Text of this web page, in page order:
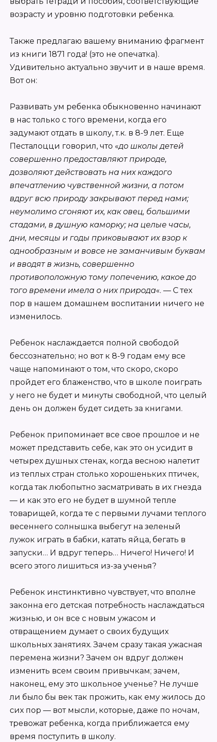
возрасту и уровню подготовки ребенка.
Также предлагаю вашему вниманию фрагмент
из книги 1871 года! (это не опечатка).
Удивительно актуально звучит и в наше время.
Вот он:
Развивать ум ребенка обыкновенно начинают
в нас только с того времени, когда его
задумают отдать в школу, т.к. в 8-9 лет. Еще
Песталоцци говорил, что «до школы детей
совершенно предоставляют природе,
дозволяют действовать на них каждого
впечатлению чувственной жизни, а потом
вдруг всю природу закрывают перед нами;
неумолимо сгоняют их, как овец, большими
стадами, в душную каморку; на целые часы,
дни, месяцы и годы приковывают их взор к
однообразным и вовсе не заманчивым буквам
и вводят в жизнь, совершенно
противоположную тому попечению, какое до
того времени имела о них природа«. — С тех
пор в нашем домашнем воспитании ничего не
изменилось.
Ребенок наслаждается полной свободой
бессознательно; но вот к 8-9 годам ему все
чаще напоминают о том, что скоро, скоро
пройдет его блаженство, что в школе поиграть
у него не будет и минуты свободной, что целый
день он должен будет сидеть за книгами.
Ребенок припоминает все свое прошлое и не
может представить себе, как это он усидит в
четырех душных стенах, когда весною налетит
из теплых стран столько хорошеньких птичек,
когда так любопытно засматривать в их гнезда
— и как это его не будет в шумной тепле
товарищей, когда те с первыми лучами теплого
весеннего солнышка выбегут на зеленый
лужок играть в бабки, катать яйца, бегать в
запуски… И вдруг теперь… Ничего! Ничего! И
всего этого лишиться из-за ученья?
Ребенок инстинктивно чувствует, что вполне
законна его детская потребность наслаждаться
жизнью, и он все с новым ужасом и
отвращением думает о своих будущих
школьных занятиях. Зачем сразу такая ужасная
перемена жизни? Зачем он вдруг должен
изменить всем своим привычкам; зачем,
наконец, ему это школьное ученье? Не лучше
ли было бы век так прожить, как ему жилось до
сих пор — вот мысли, которые, даже по ночам,
тревожат ребенка, когда приближается ему
время поступить в школу.